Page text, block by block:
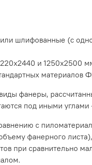
шлифованные (с
и 1250х2500
фанеры,
под иными
с
фанерного
при сравнительно